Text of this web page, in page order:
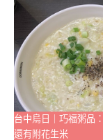
台中烏日｜巧福粥品
還有附花生米